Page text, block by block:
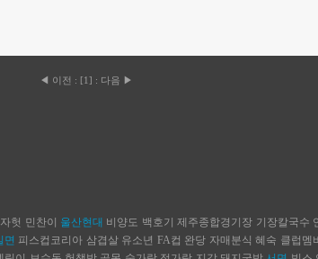
◀ 이전 : [1] : 다음 ▶
헛 민찬이 울산현대 비양도 백호기 제주종합경기장 기장칼국수
면 피스컵코리아 삼겹살 유소년 FA컵 완당 자매분식 혜숙 클럽멤